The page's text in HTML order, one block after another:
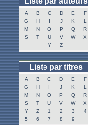
A B C D E
F
G
H I J K
L
M
N O P Q
R
S
T U V W
X
Y
Z
Liste par titres
A B C D E
F
G
H I J K
L
M
N O P Q
R
S
T U V W
X
Y
Z 1 2 3
4
5
6 7 8 9